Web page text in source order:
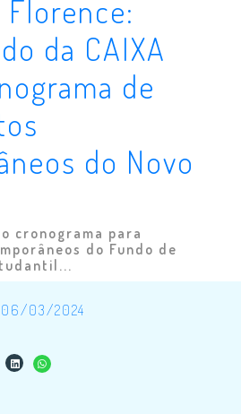
Florence:
da CAIXA
de
do Novo
cronograma para
do Fundo de
06/03/2024